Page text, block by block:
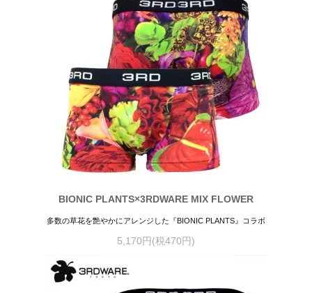
BIONIC PLANTS×3RDWARE MIX FLOWER
多数の草花を艶やかにアレンジした『BIONIC PLANTS』コラボ
5,170円(税470円)